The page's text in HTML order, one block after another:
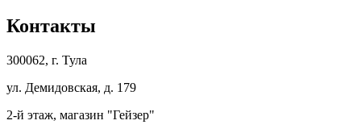
Контакты
300062, г. Тула
ул. Демидовская, д. 179
2-й этаж, магазин "Гейзер"